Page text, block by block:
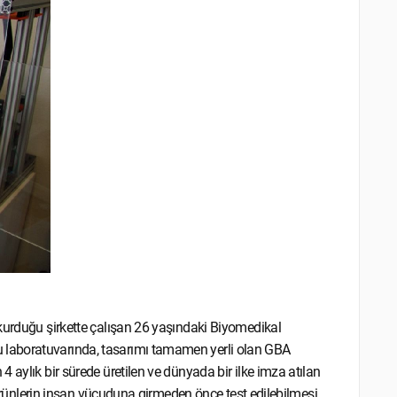
şirkette çalışan 26 yaşındaki Biyomedikal
tasarımı tamamen yerli olan GBA
aylık bir sürede üretilen ve dünyada bir ilke imza atılan